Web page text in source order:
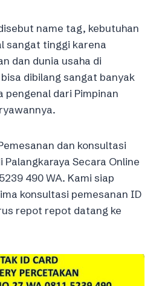
name tag, kebutuhan
sangat tinggi karena
dan dunia usaha di
dibilang sangat banyak
pengenal dari Pimpinan
dan konsultasi
Secara Online
490 WA. Kami siap
konsultasi pemesanan ID
repot repot datang ke